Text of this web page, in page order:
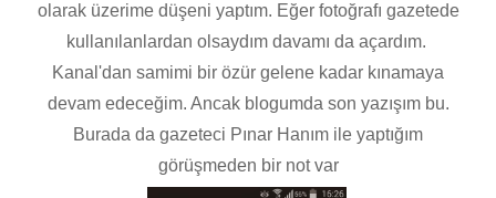
olarak üzerime düşeni yaptım. Eğer fotoğrafı gazetede
kullanılanlardan olsaydım davamı da açardım.
Kanal'dan samimi bir özür gelene kadar kınamaya
devam edeceğim. Ancak blogumda son yazışım bu.
Burada da gazeteci Pınar Hanım ile yaptığım
görüşmeden bir not var